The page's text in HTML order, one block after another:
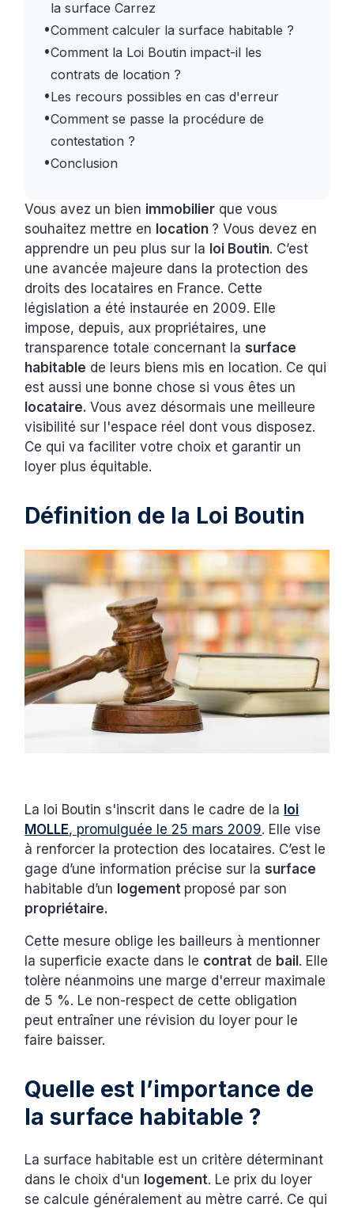
la surface Carrez
•Comment calculer la surface habitable ?
•Comment la Loi Boutin impact-il les
contrats de location ?
•Les recours possibles en cas d'erreur
•Comment se passe la procédure de
contestation ?
•Conclusion
Vous avez un bien immobilier que vous
souhaitez mettre en location ? Vous devez en
apprendre un peu plus sur la loi Boutin. C’est
une avancée majeure dans la protection des
droits des locataires en France. Cette
législation a été instaurée en 2009. Elle
impose, depuis, aux propriétaires, une
transparence totale concernant lasurface
habitable de leurs biens mis en location. Ce qui
est aussi une bonne chose si vous êtes un
locataire.Vous avez désormais une meilleure
visibilité sur l'espace réel dont vous disposez.
Ce qui va faciliter votre choix et garantir un
loyer plus équitable.
Définition de la Loi Boutin
La loi Boutin s'inscrit dans le cadre de la loi
MOLLE, promulguée le 25 mars 2009. Elle vise
à renforcer la protection des locataires. C’est le
gage d’une information précise sur lasurface
habitable d’un logement proposé par son
propriétaire.
Cette mesure oblige les bailleurs à mentionner
la superficie exacte dans le contrat de bail. Elle
tolère néanmoins une marge d'erreur maximale
de 5 %. Le non-respect de cette obligation
peut entraîner une révision du loyer pour le
faire baisser.
Quelle est l’importance de
la surface habitable ?
La surface habitable est un critère déterminant
dans le choix d'un logement. Le prix du loyer
se calcule généralement au mètre carré. Ce qui